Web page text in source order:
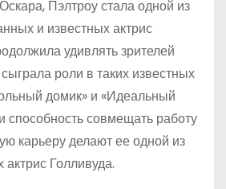
Пэлтроу стала одной из
и известных актрис
удивлять зрителей
роли в таких известных
домик» и «Идеальный
способность совмещать работу
карьеру делают ее одной из
Голливуда.